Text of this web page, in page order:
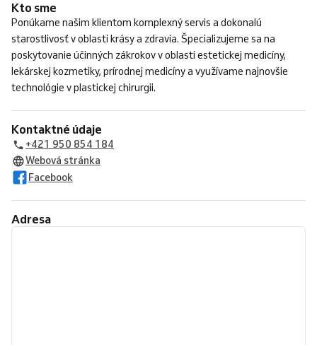
Kto sme
Ponúkame našim klientom komplexný servis a dokonalú
starostlivosť v oblasti krásy a zdravia. Špecializujeme sa na
poskytovanie účinných zákrokov v oblasti estetickej medicíny,
lekárskej kozmetiky, prírodnej medicíny a využívame najnovšie
technológie v plastickej chirurgii.
Kontaktné údaje
+421 950 854 184
Webová stránka
Facebook
Adresa